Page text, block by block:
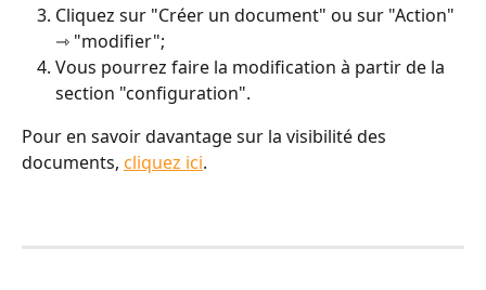
Cliquez sur "Créer un document" ou sur "Action"
⇾ "modifier";
Vous pourrez faire la modification à partir de la
section "configuration".
Pour en savoir davantage sur la visibilité des
documents, cliquez ici.